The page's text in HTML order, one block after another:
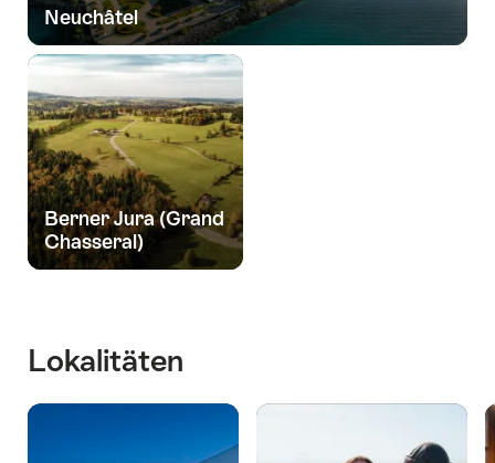
Neuchâtel
Berner Jura (Grand
Chasseral)
Lokalitäten